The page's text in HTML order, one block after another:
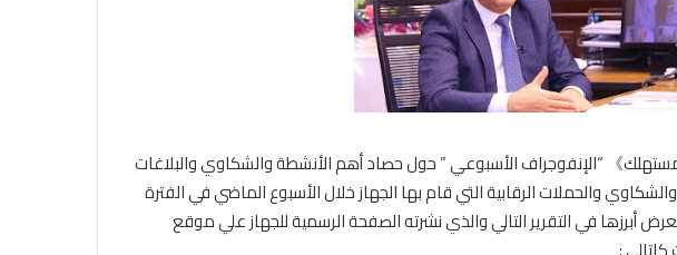
》 “الإنفوجراف الأسبوعي ” حول حصاد أهم الأنشطة والشكاوي والبلاغات
والحملات الرقابية التي قام بها الجهاز خلال الأسبوع الماضي في الفترة
نستعرض أبرزها في التقرير التالي والذي نشرته الصفحة الرسمية للجهاز علي موقع